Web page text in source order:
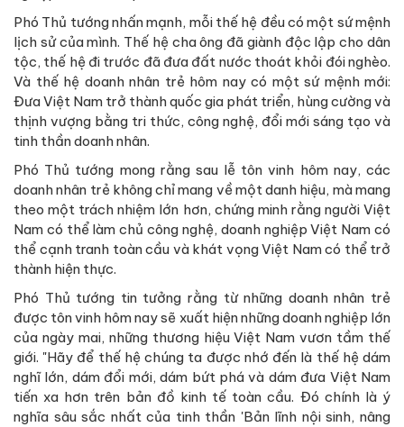
Phó Thủ tướng nhấn mạnh, mỗi thế hệ đều có một sứ mệnh
lịch sử của mình. Thế hệ cha ông đã giành độc lập cho dân
tộc, thế hệ đi trước đã đưa đất nước thoát khỏi đói nghèo.
Và thế hệ doanh nhân trẻ hôm nay có một sứ mệnh mới:
Đưa Việt Nam trở thành quốc gia phát triển, hùng cường và
thịnh vượng bằng tri thức, công nghệ, đổi mới sáng tạo và
tinh thần doanh nhân.
Phó Thủ tướng mong rằng sau lễ tôn vinh hôm nay, các
doanh nhân trẻ không chỉ mang về một danh hiệu, mà mang
theo một trách nhiệm lớn hơn, chứng minh rằng người Việt
Nam có thể làm chủ công nghệ, doanh nghiệp Việt Nam có
thể cạnh tranh toàn cầu và khát vọng Việt Nam có thể trở
thành hiện thực.
Phó Thủ tướng tin tưởng rằng từ những doanh nhân trẻ
được tôn vinh hôm nay sẽ xuất hiện những doanh nghiệp lớn
của ngày mai, những thương hiệu Việt Nam vươn tầm thế
giới. "Hãy để thế hệ chúng ta được nhớ đến là thế hệ dám
nghĩ lớn, dám đổi mới, dám bứt phá và dám đưa Việt Nam
tiến xa hơn trên bản đồ kinh tế toàn cầu. Đó chính là ý
nghĩa sâu sắc nhất của tinh thần 'Bản lĩnh nội sinh, nâng